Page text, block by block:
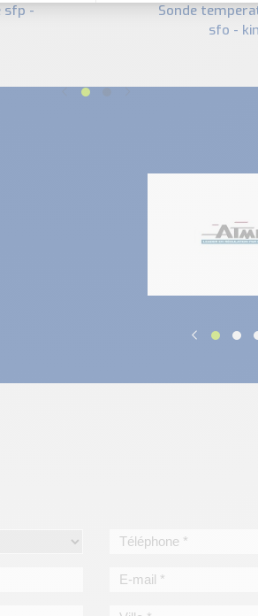
sonde temperature cosse
sfo -